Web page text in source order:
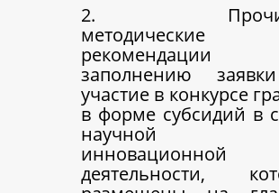
2.
методические
заполнению
участие в конкурсе
в форме субсидий в
инновационной
деятельности,